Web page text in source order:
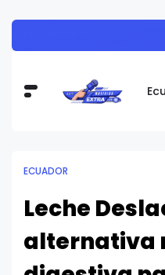
ECUADOR
Leche
alternativa